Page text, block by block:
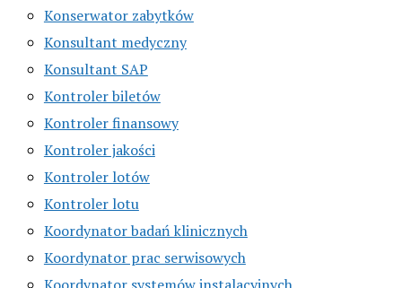
Konserwator zabytków
Konsultant medyczny
Konsultant SAP
Kontroler biletów
Kontroler finansowy
Kontroler jakości
Kontroler lotów
Kontroler lotu
Koordynator badań klinicznych
Koordynator prac serwisowych